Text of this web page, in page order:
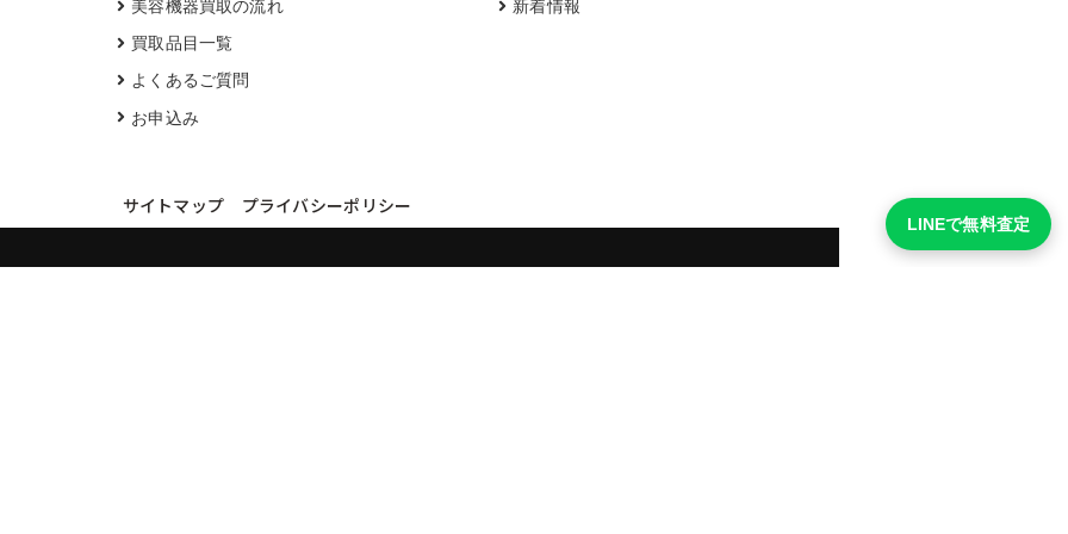
美容機器買取の流れ
買取品目一覧
よくあるご質問
お申込み
新着情報
サイトマップ プライバシーポリシー
LINEで無料査定